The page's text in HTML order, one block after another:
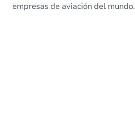
empresas de aviación del mundo.